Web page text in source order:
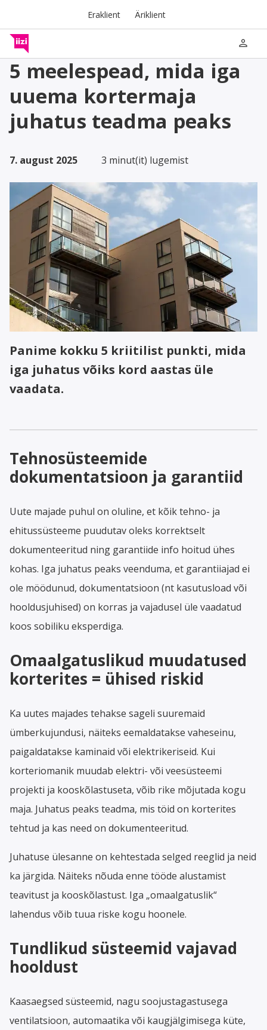
Eraklient Äriklient
person
5 meelespead, mida iga
uuema kortermaja
juhatus teadma peaks
7. august 2025 3 minut(it) lugemist
Panime kokku 5 kriitilist punkti, mida
iga juhatus võiks kord aastas üle
vaadata.
Tehnosüsteemide
dokumentatsioon ja garantiid
Uute majade puhul on oluline, et kõik tehno- ja
ehitussüsteeme puudutav oleks korrektselt
dokumenteeritud ning garantiide info hoitud ühes
kohas. Iga juhatus peaks veenduma, et garantiiajad ei
ole möödunud, dokumentatsioon (nt kasutusload või
hooldusjuhised) on korras ja vajadusel üle vaadatud
koos sobiliku eksperdiga.
Omaalgatuslikud muudatused
korterites = ühised riskid
Ka uutes majades tehakse sageli suuremaid
ümberkujundusi, näiteks eemaldatakse vaheseinu,
paigaldatakse kaminaid või elektrikeriseid. Kui
korteriomanik muudab elektri- või veesüsteemi
projekti ja kooskõlastuseta, võib rike mõjutada kogu
maja. Juhatus peaks teadma, mis töid on korterites
tehtud ja kas need on dokumenteeritud.
Juhatuse ülesanne on kehtestada selged reeglid ja neid
ka järgida. Näiteks nõuda enne tööde alustamist
teavitust ja kooskõlastust. Iga „omaalgatuslik“
lahendus võib tuua riske kogu hoonele.
Tundlikud süsteemid vajavad
hooldust
Kaasaegsed süsteemid, nagu soojustagastusega
ventilatsioon, automaatika või kaugjälgimisega küte,